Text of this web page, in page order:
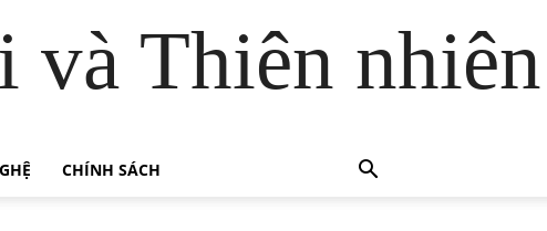
và Thiên nhiên
CHÍNH SÁCH